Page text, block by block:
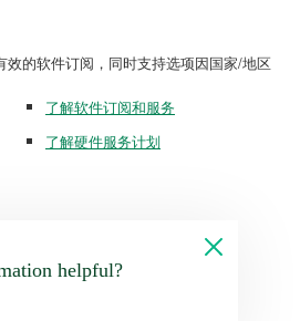
效的软件订阅，同时支持选项因国家/地区
了解软件订阅和服务
了解硬件服务计划
helpful?